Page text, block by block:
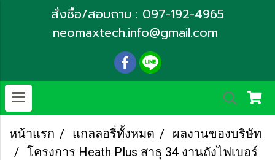
สั่งซื้อ/สอบถาม : 097-192-4965
neomaxtech.info@gmail.com
หน้าแรก แกลลอรี่ทั้งหมด
ผลงานของบริษัท
โครงการ Heath Plus สาธุ 34 งานถังไฟเบอร์